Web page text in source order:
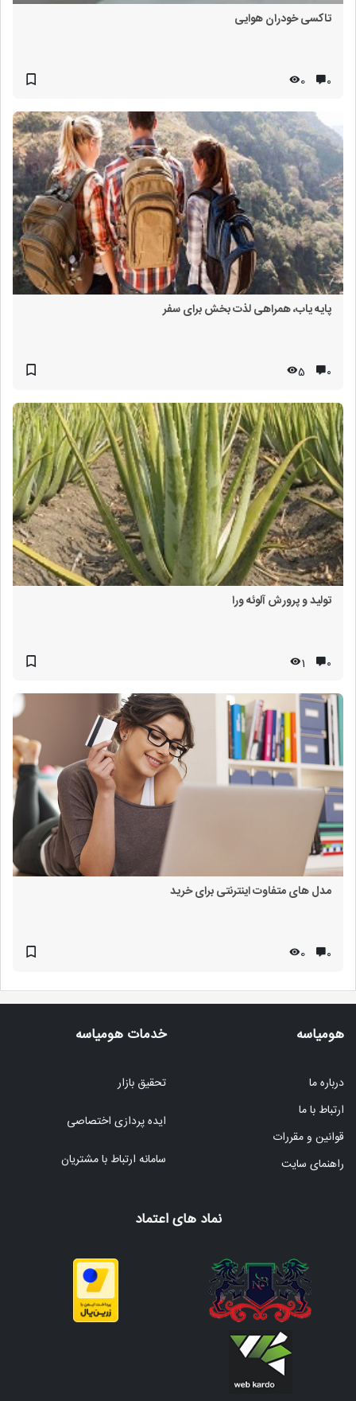
تاکسی خودران هوایی
۰ 0
پایه یاب، همراهی لذت بخش برای سفر
۰ 5
تولید و پرورش آلوئه ورا
۰ 1
مدل های متفاوت اینترنتی برای خرید
۰ 0
هومیاسه
درباره ما
ارتباط با ما
قوانین و مقررات
راهنمای سایت
خدمات هومیاسه
تحقیق بازار
ایده پردازی اختصاصی
سامانه ارتباط با مشتریان
نماد های اعتماد